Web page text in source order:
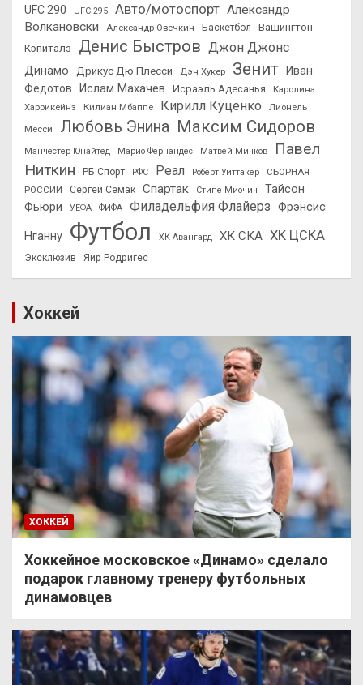
UFC 290 UFC 295 Авто/мотоспорт Александр
Волкановски
Александр Овечкин Баскетбол
Вашингтон
Кэпиталз
Денис Быстров Джон Джонс
Динамо Дрикус Дю Плесси Дэн Хукер Зенит Иван
Федотов
Ислам Махачев Исраэль Адесанья
Каролина
Харрикейнз
Килиан Мбаппе Кирилл Куценко
Лионель
Месси
Любовь Энина Максим Сидоров
Манчестер Юнайтед Марио Фернандес Матвей Мичков
Павел
Ниткин
РБ Спорт РФС Реал Роберт Уиттакер
СБОРНАЯ
РОССИИ
Сергей Семак Спартак Стипе Миочич
Тайсон
Фьюри
УЕФА ФИФА Филадельфия Флайерз Фрэнсис
Нганну Футбол ХК Авангард ХК СКА ХК ЦСКА
Эксклюзив Яир Родригес
Хоккей
ХОККЕЙ
Хоккейное московское «Динамо» сделало
подарок главному тренеру футбольных
динамовцев